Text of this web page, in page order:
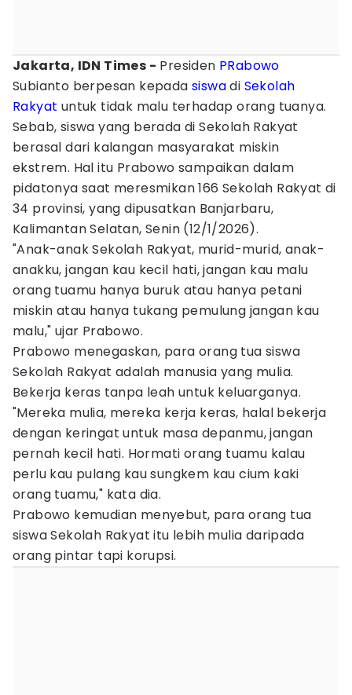
Jakarta, IDN Times - Presiden PRabowo
Subianto berpesan kepada siswadi Sekolah
Rakyat untuk tidak malu terhadap orang tuanya.
Sebab, siswa yang berada di Sekolah Rakyat
berasal dari kalangan masyarakat miskin
ekstrem. Hal itu Prabowo sampaikan dalam
pidatonya saat meresmikan 166 Sekolah Rakyat di
34 provinsi, yang dipusatkan Banjarbaru,
Kalimantan Selatan, Senin (12/1/2026).
"Anak-anak Sekolah Rakyat, murid-murid, anak-
anakku, jangan kau kecil hati, jangan kau malu
orang tuamu hanya buruk atau hanya petani
miskin atau hanya tukang pemulung jangan kau
malu," ujar Prabowo.
Prabowo menegaskan, para orang tua siswa
Sekolah Rakyat adalah manusia yang mulia.
Bekerja keras tanpa leah untuk keluarganya.
"Mereka mulia, mereka kerja keras, halal bekerja
dengan keringat untuk masa depanmu, jangan
pernah kecil hati. Hormati orang tuamu kalau
perlu kau pulang kau sungkem kau cium kaki
orang tuamu," kata dia.
Prabowo kemudian menyebut, para orang tua
siswa Sekolah Rakyat itu lebih mulia daripada
orang pintar tapi korupsi.